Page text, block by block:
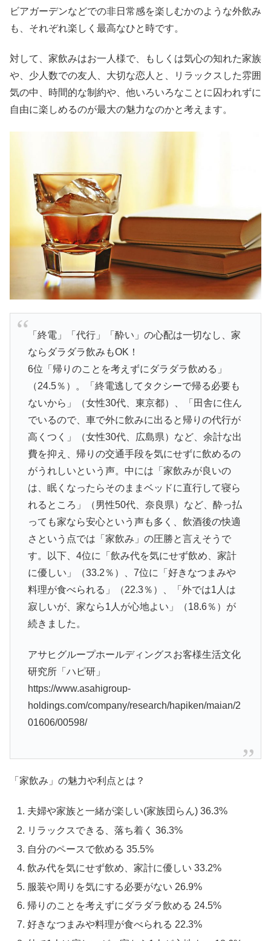
ビアガーデンなどでの非日常感を楽しむかのような外飲み
も、それぞれ楽しく最高なひと時です。
対して、家飲みはお一人様で、もしくは気心の知れた家族
や、少人数での友人、大切な恋人と、リラックスした雰囲
気の中、時間的な制約や、他いろいろなことに囚われずに
自由に楽しめるのが最大の魅力なのかと考えます。
「終電」「代行」「酔い」の心配は一切なし、家
ならダラダラ飲みもOK！
6位「帰りのことを考えずにダラダラ飲める」
（24.5％）。「終電逃してタクシーで帰る必要も
ないから」（女性30代、東京都）、「田舎に住ん
でいるので、車で外に飲みに出ると帰りの代行が
高くつく」（女性30代、広島県）など、余計な出
費を抑え、帰りの交通手段を気にせずに飲めるの
がうれしいという声。中には「家飲みが良いの
は、眠くなったらそのままベッドに直行して寝ら
れるところ」（男性50代、奈良県）など、酔っ払
っても家なら安心という声も多く、飲酒後の快適
さという点では「家飲み」の圧勝と言えそうで
す。以下、4位に「飲み代を気にせず飲め、家計
に優しい」（33.2％）、7位に「好きなつまみや
料理が食べられる」（22.3％）、「外では1人は
寂しいが、家なら1人が心地よい」（18.6％）が
続きました。
アサヒグループホールディングスお客様生活文化
研究所「ハピ研」
https://www.asahigroup-
holdings.com/company/research/hapiken/maian/2
01606/00598/
「家飲み」の魅力や利点とは？
夫婦や家族と一緒が楽しい(家族団らん) 36.3%
リラックスできる、落ち着く 36.3%
自分のペースで飲める 35.5%
飲み代を気にせず飲め、家計に優しい 33.2%
服装や周りを気にする必要がない 26.9%
帰りのことを考えずにダラダラ飲める 24.5%
好きなつまみや料理が食べられる 22.3%